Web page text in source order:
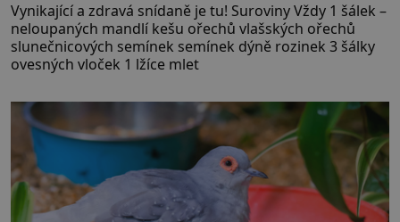
Vynikající a zdravá snídaně je tu! Suroviny Vždy 1 šálek –
neloupaných mandlí kešu ořechů vlašských ořechů
slunečnicových semínek semínek dýně rozinek 3 šálky
ovesných vloček 1 lžíce mlet